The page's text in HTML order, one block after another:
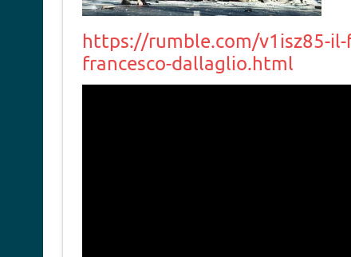
https://rumble.com/v1isz85-
francesco-dallaglio.html